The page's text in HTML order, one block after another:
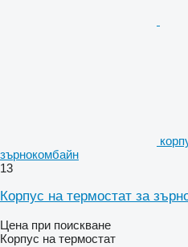
зърнокомбайн
13
Корпус на термостат за
Цена при поискване
Корпус на термостат